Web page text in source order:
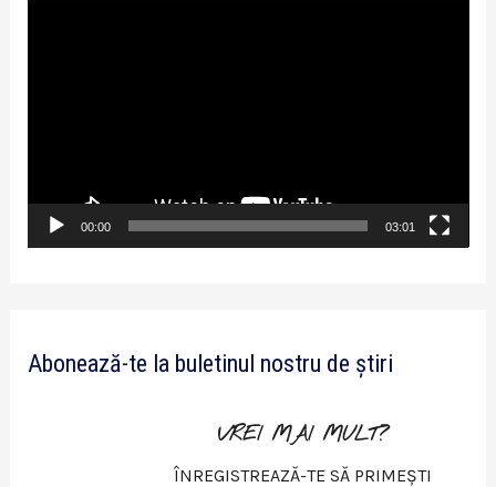
o
00:00 03:01
Abonează-te la buletinul nostru de știri
VREI MAI MULT?
ÎNREGISTREAZĂ-TE SĂ PRIMEȘTI